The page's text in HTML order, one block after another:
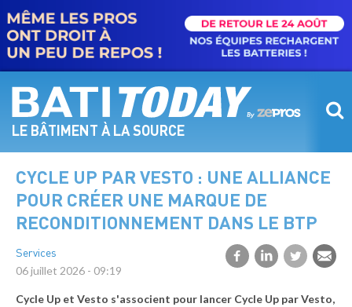
contenu
principal
LE BÂTIMENT À LA SOURCE
CYCLE UP PAR VESTO : UNE ALLIANCE
POUR CRÉER UNE MARQUE DE
RECONDITIONNEMENT DANS LE BTP
Services
06 juillet 2026 - 09:19
Cycle Up et Vesto s'associent pour lancer Cycle Up par Vesto,